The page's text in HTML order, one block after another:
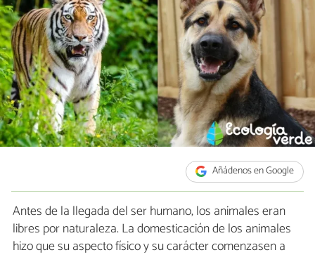
Añádenos en Google
Antes de la llegada del ser humano, los animales eran
libres por naturaleza. La domesticación de los animales
hizo que su aspecto físico y su carácter comenzasen a